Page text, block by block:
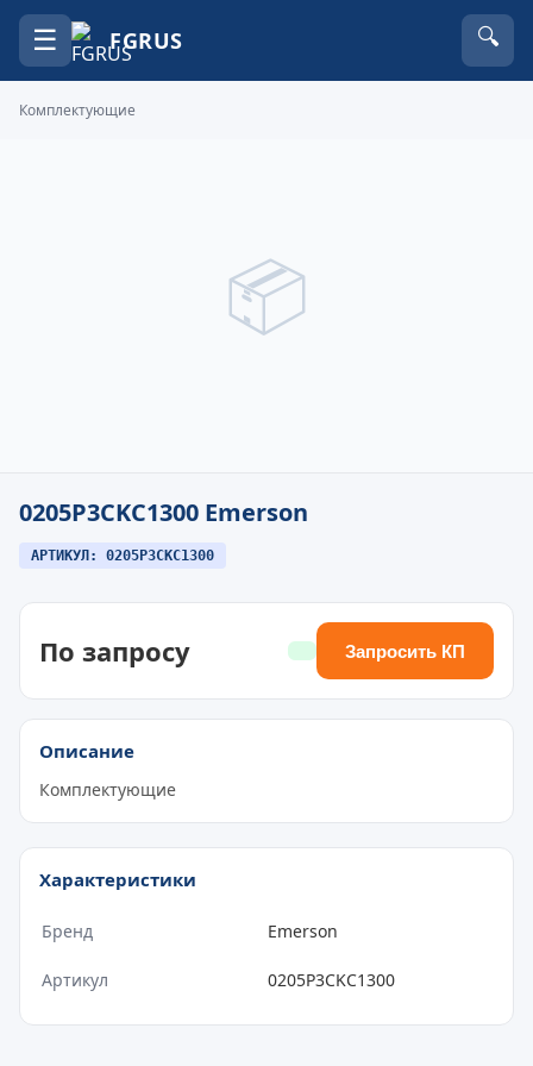
☰ FGRUS 🔍
Комплектующие
📦
0205P3CKC1300 Emerson
АРТИКУЛ: 0205P3CKC1300
По запросу Запросить КП
Описание
Комплектующие
Характеристики
Бренд Emerson
Артикул 0205P3CKC1300